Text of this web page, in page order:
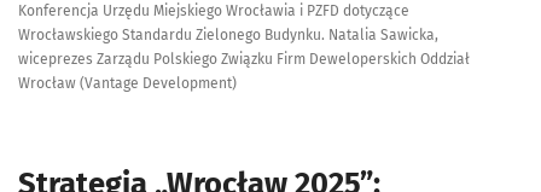
Konferencja Urzędu Miejskiego Wrocławia i PZFD dotyczące
Wrocławskiego Standardu Zielonego Budynku. Natalia Sawicka,
wiceprezes Zarządu Polskiego Związku Firm Deweloperskich Oddział
Wrocław (Vantage Development)
Strategia „Wrocław 2025”: